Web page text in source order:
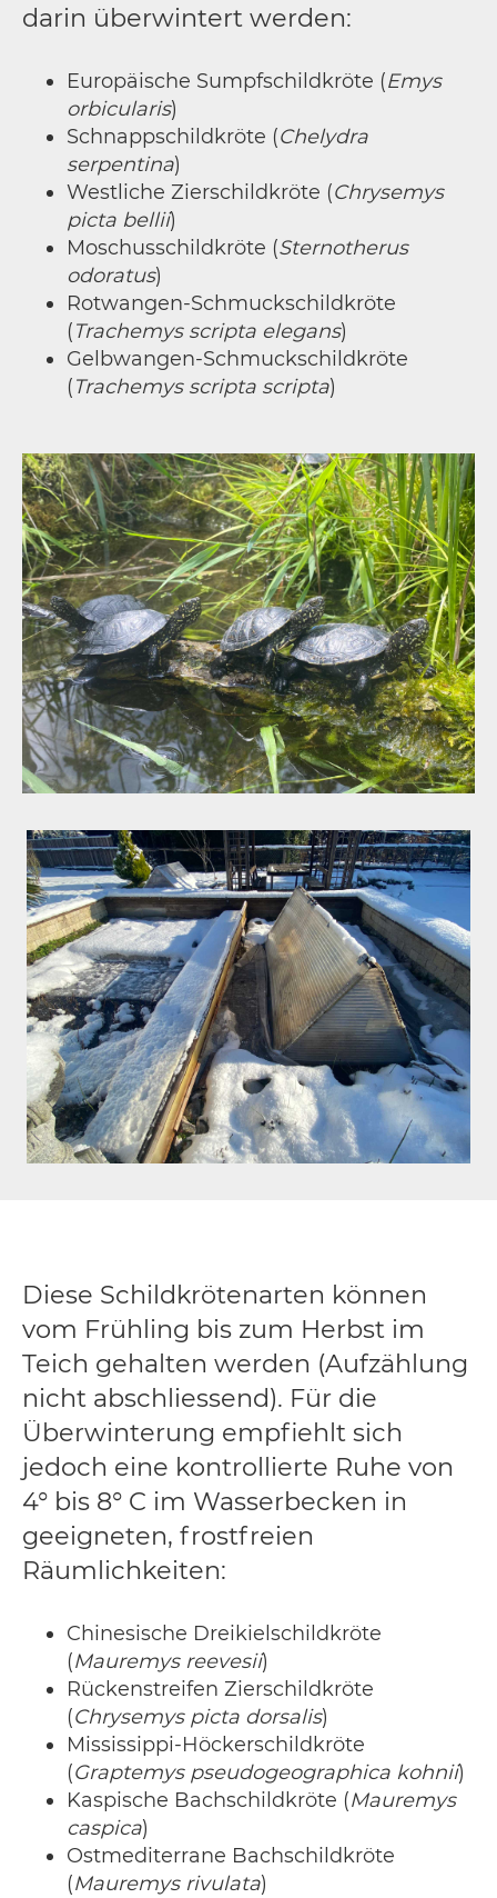
darin überwintert werden:
Europäische Sumpfschildkröte (Emys
orbicularis)
Schnappschildkröte (Chelydra
serpentina)
Westliche Zierschildkröte (Chrysemys
picta bellii)
Moschusschildkröte (Sternotherus
odoratus)
Rotwangen-Schmuckschildkröte
(Trachemys scripta elegans)
Gelbwangen-Schmuckschildkröte
(Trachemys scripta scripta)
Diese Schildkrötenarten können
vom Frühling bis zum Herbst im
Teich gehalten werden (Aufzählung
nicht abschliessend). Für die
Überwinterung empfiehlt sich
jedoch eine kontrollierte Ruhe von
4° bis 8° C im Wasserbecken in
geeigneten, frostfreien
Räumlichkeiten:
Chinesische Dreikielschildkröte
(Mauremys reevesii)
Rückenstreifen Zierschildkröte
(Chrysemys picta dorsalis)
Mississippi-Höckerschildkröte
(Graptemys pseudogeographica kohnii)
Kaspische Bachschildkröte (Mauremys
caspica)
Ostmediterrane Bachschildkröte
(Mauremys rivulata)